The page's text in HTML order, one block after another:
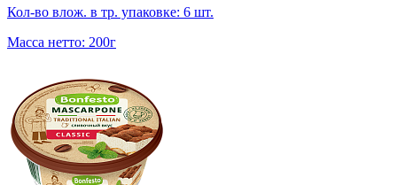
Кол-во влож. в тр. упаковке: 6 шт.
Масса нетто: 200г